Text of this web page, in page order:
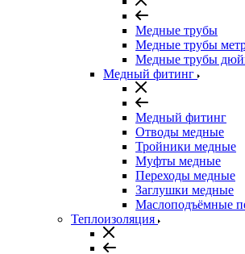
Медные трубы
Медные трубы
Медные трубы
Медный фитинг
Медный фитинг
Отводы медные
Тройники медные
Муфты медные
Переходы медные
Заглушки медные
Маслоподъёмные
Теплоизоляция